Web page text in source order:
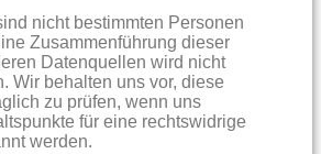
nicht bestimmten Personen
Zusammenführung dieser
Datenquellen wird nicht
Wir behalten uns vor, diese
zu prüfen, wenn uns
für eine rechtswidrige
werden.